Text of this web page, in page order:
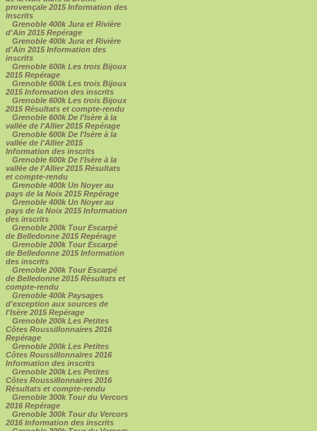
provençale 2015 Information des
inscrits
Grenoble 400k Jura et Rivière
d'Ain 2015 Repérage
Grenoble 400k Jura et Rivière
d'Ain 2015 Information des
inscrits
Grenoble 600k Les trois Bijoux
2015 Repérage
Grenoble 600k Les trois Bijoux
2015 Information des inscrits
Grenoble 600k Les trois Bijoux
2015 Résultats et compte-rendu
Grenoble 600k De l'Isère à la
vallée de l'Allier 2015 Repérage
Grenoble 600k De l'Isère à la
vallée de l'Allier 2015
Information des inscrits
Grenoble 600k De l'Isère à la
vallée de l'Allier 2015 Résultats
et compte-rendu
Grenoble 400k Un Noyer au
pays de la Noix 2015 Repérage
Grenoble 400k Un Noyer au
pays de la Noix 2015 Information
des inscrits
Grenoble 200k Tour Escarpé
de Belledonne 2015 Repérage
Grenoble 200k Tour Escarpé
de Belledonne 2015 Information
des inscrits
Grenoble 200k Tour Escarpé
de Belledonne 2015 Résultats et
compte-rendu
Grenoble 400k Paysages
d'exception aux sources de
l'Isère 2015 Repérage
Grenoble 200k Les Petites
Côtes Roussillonnaires 2016
Repérage
Grenoble 200k Les Petites
Côtes Roussillonnaires 2016
Information des inscrits
Grenoble 200k Les Petites
Côtes Roussillonnaires 2016
Résultats et compte-rendu
Grenoble 300k Tour du Vercors
2016 Repérage
Grenoble 300k Tour du Vercors
2016 Information des inscrits